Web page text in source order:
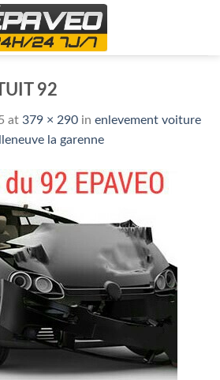
92
at 379 × 290 in enlevement voiture
la garenne